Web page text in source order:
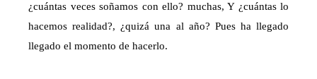
¿cuántas veces soñamos con ello? muchas, Y ¿cuántas lo
hacemos realidad?, ¿quizá una al año? Pues ha llegado
llegado el momento de hacerlo.